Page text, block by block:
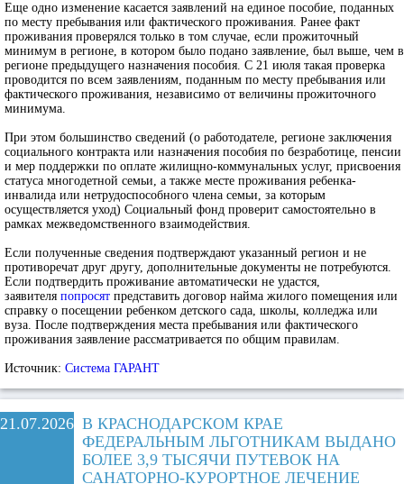
Еще одно изменение касается заявлений на единое пособие, поданных
по месту пребывания или фактического проживания. Ранее факт
проживания проверялся только в том случае, если прожиточный
минимум в регионе, в котором было подано заявление, был выше, чем в
регионе предыдущего назначения пособия. С 21 июля такая проверка
проводится по всем заявлениям, поданным по месту пребывания или
фактического проживания, независимо от величины прожиточного
минимума.
При этом большинство сведений (о работодателе, регионе заключения
социального контракта или назначения пособия по безработице, пенсии
и мер поддержки по оплате жилищно-коммунальных услуг, присвоения
статуса многодетной семьи, а также месте проживания ребенка-
инвалида или нетрудоспособного члена семьи, за которым
осуществляется уход) Социальный фонд проверит самостоятельно в
рамках межведомственного взаимодействия.
Если полученные сведения подтверждают указанный регион и не
противоречат друг другу, дополнительные документы не потребуются.
Если подтвердить проживание автоматически не удастся,
заявителя попросят представить договор найма жилого помещения или
справку о посещении ребенком детского сада, школы, колледжа или
вуза. После подтверждения места пребывания или фактического
проживания заявление рассматривается по общим правилам.
Источник: Система ГАРАНТ
21.07.2026 В КРАСНОДАРСКОМ КРАЕ
ФЕДЕРАЛЬНЫМ ЛЬГОТНИКАМ ВЫДАНО
БОЛЕЕ 3,9 ТЫСЯЧИ ПУТЕВОК НА
САНАТОРНО‑КУРОРТНОЕ ЛЕЧЕНИЕ